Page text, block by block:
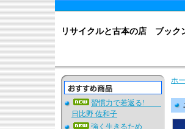
リサイクルと古本の店 ブック
習慣力で若返る!
日比野 佐和子
強く生きるため
ホ